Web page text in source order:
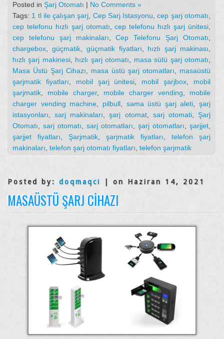
Posted in Şarj Otomatı | No Comments »
Tags: 1 tl ile çalışan şarj, Cep Sarj Istasyonu,cep şarj otomatı,
cep telefonu hızlı şarj otomatı,cep telefonu hızlı şarj ünitesi,
cep telefonu şarj makinaları,Cep Telefonu Şarj Otomatı,
chargebox, güçmatik, güçmatik fiyatları, hızlı şarj makinası,
hızlı şarj makinesi, hızlı şarj otomatı, masa sütü şarj otomatı,
Masa Üstü Şarj Cihazı, masa üstü şarj otomatları, masaüstü
şarjmatik fiyatları, mobil şarj ünitesi, mobil şarjbox, mobil
şarjmatik, mobile charger, mobile charger vending, mobile
charger vending machine, pilbull, sama üstü şarj aleti, şarj
istasyonları,sarj makinaları,şarj otomat, sarj otomati,Şarj
Otomatı, sarj otomatı, sarj otomatları, şarj otomatları, şarjjet,
şarjjet fiyatları, Şarjmatik, şarjmatik fiyatları, telefon şarj
makinaları, telefon şarj otomatı fiyatları, telefon şarjmatik
Posted by: doqmaqci | on Haziran 14, 2021
MASAÜSTÜ ŞARJ CIHAZI